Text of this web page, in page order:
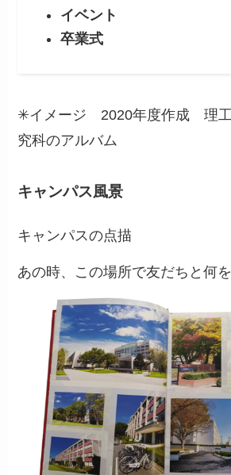
イベント
卒業式
✳︎イメージ 2020年度作成 理工
究科のアルバム
キャンパス風景
キャンパスの点描
あの時、この場所で友だちと何